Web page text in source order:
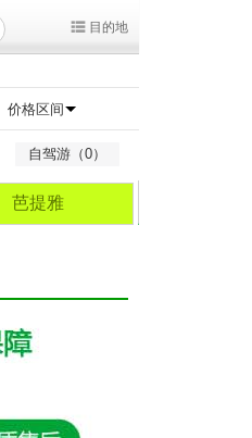
目的地
价格区间
自驾游（0）
芭提雅